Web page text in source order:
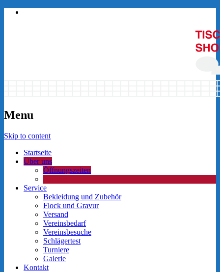
Menu
Skip to content
Startseite
Über uns
Öffnungszeiten
Service
Bekleidung und Zubehör
Flock und Gravur
Versand
Vereinsbedarf
Vereinsbesuche
Schlägertest
Turniere
Galerie
Kontakt